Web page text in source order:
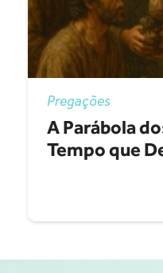
Pregações
A Parábola
Tempo que